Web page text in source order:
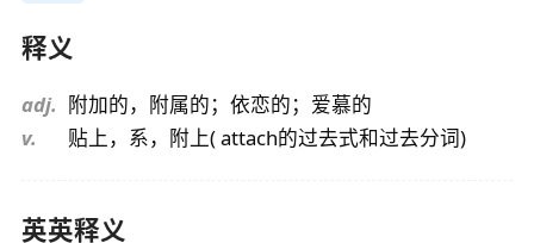
释义
adj. 附加的，附属的；依恋的；爱慕的
v.
贴上，系，附上( attach的过去式和过去分词)
英英释义